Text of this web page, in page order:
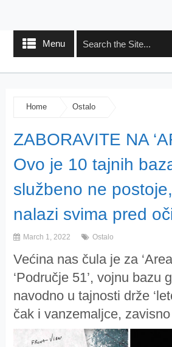
Menu
Home Ostalo
ZABORAVITE NA
Ovo je 10 tajnih
službeno ne
nalazi svima pred
March 1, 2022 Ostalo
Većina nas čula je za
‘Područje 51’, vojnu bazu
navodno u tajnosti drže
čak i vanzemaljce,